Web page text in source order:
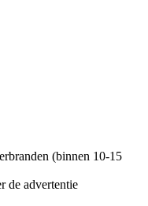
(binnen 10-15
de advertentie